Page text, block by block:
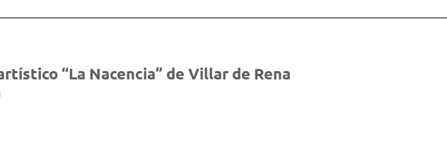
“La Nacencia” de Villar de Rena